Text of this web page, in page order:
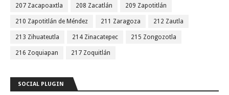
207 Zacapoaxtla 208 Zacatlán 209 Zapotitlán
210 Zapotitlán de Méndez 211 Zaragoza 212 Zautla
213 Zihuateutla 214 Zinacatepec 215 Zongozotla
216 Zoquiapan 217 Zoquitlán
SOCIAL PLUGIN